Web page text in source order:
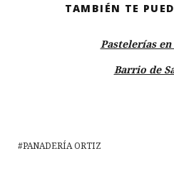
TAMBIÉN TE
Pastelerías en
Barrio de
PANADERÍA ORTIZ